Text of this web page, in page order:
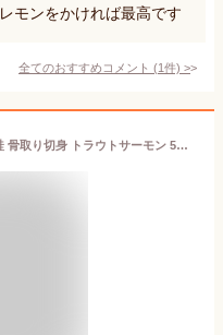
モンをかければ最高です
全てのおすすめコメント (1件) >
[どれでも5品で送料無料] 切り身 鮭 骨取り切身 トラウトサーモン 5枚 300g さけ 5切入り少量パックで使いやすい、骨取り済みの切り身魚 冷凍